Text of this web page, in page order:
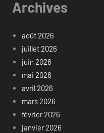
Archives
août 2026
juillet 2026
juin 2026
mai 2026
avril 2026
mars 2026
février 2026
janvier 2026